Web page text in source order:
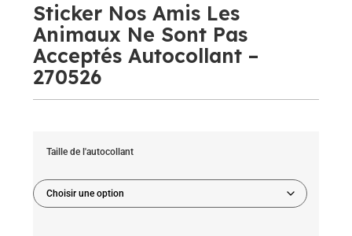
Sticker Nos Amis Les
Animaux Ne Sont Pas
Acceptés Autocollant –
270526
Taille de l'autocollant